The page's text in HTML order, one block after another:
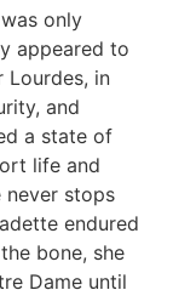
only
appeared to
Lourdes, in
and
a state of
life and
never stops
endured
bone, she
Dame until